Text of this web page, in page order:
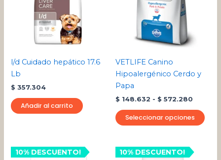
l/d Cuidado hepático 17.6
Lb
$ 357.304
Añadir al carrito
VETLIFE Canino
Hipoalergénico Cerdo y
Papa
$ 148.632 - $ 572.280
Seleccionar opciones
de
10% DESCUENTO! 10% DESCUENTO!